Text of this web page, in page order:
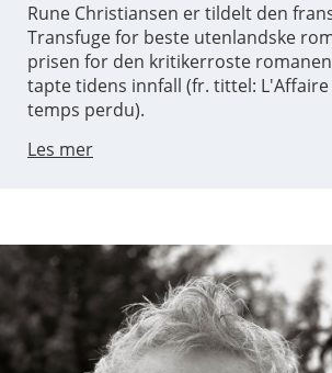
Rune Christiansen er tildelt den
Transfuge for beste utenlandske
prisen for den kritikerroste
tapte tidens innfall (fr. tittel:
temps perdu).
Les mer